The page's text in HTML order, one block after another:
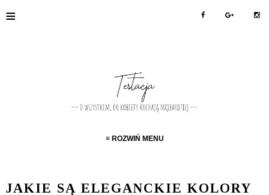
≡
≡ ROZWIŃ MENU
JAKIE SĄ ELEGANCKIE KOLORY